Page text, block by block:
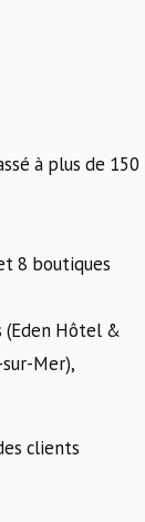
à plus de 150
8 boutiques
(Eden Hôtel &
Mer),
clients